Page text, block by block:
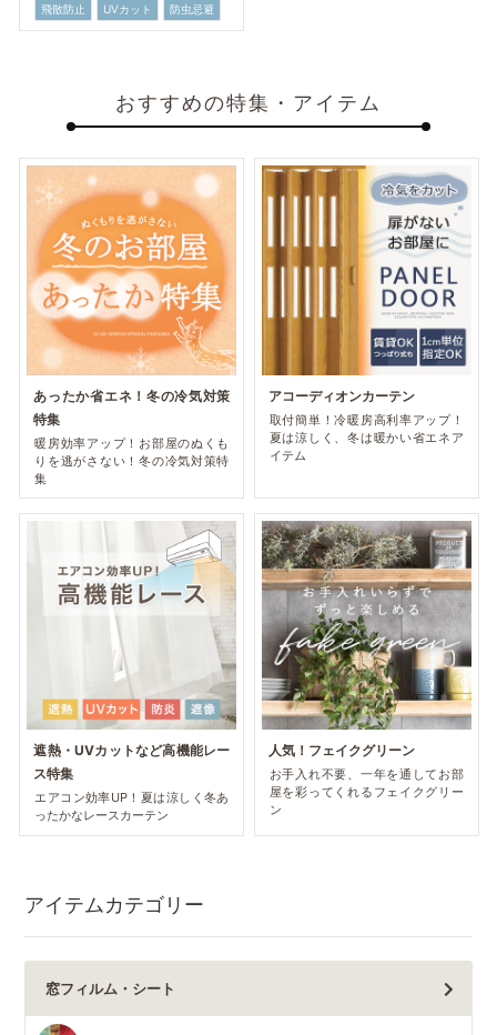
飛散防止 UVカット 防虫忌避
おすすめの特集・アイテム
あったか省エネ！冬の冷気対策
特集
暖房効率アップ！お部屋のぬくも
りを逃がさない！冬の冷気対策特
集
アコーディオンカーテン
取付簡単！冷暖房高利率アップ！
夏は涼しく、冬は暖かい省エネア
イテム
遮熱・UVカットなど高機能レー
ス特集
エアコン効率UP！夏は涼しく冬あ
ったかなレースカーテン
人気！フェイクグリーン
お手入れ不要、一年を通してお部
屋を彩ってくれるフェイクグリー
ン
アイテムカテゴリー
窓フィルム・シート